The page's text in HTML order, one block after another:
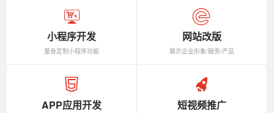
小程序开发
量身定制小程序功能
网站改版
展示企业形象/服务/产品
APP应用开发 短视频推广